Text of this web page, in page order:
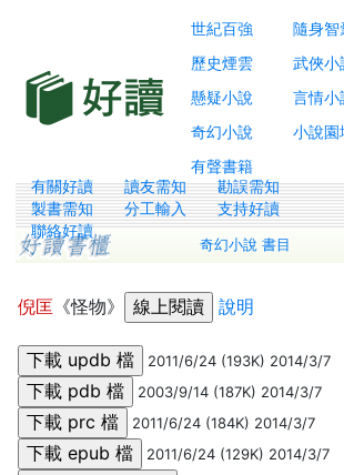
世紀百強
隨身智
歷史煙雲
武俠小
懸疑小說
言情小
奇幻小說
小說園
有聲書籍
有關好讀 讀友需知
勘誤需知
製書需知
分工輸入
支持好讀
聯絡好讀
奇幻小說 書目
倪匡 《怪物》 說明
2011/6/24 (193K) 2014/3/7
2003/9/14 (187K) 2014/3/7
2011/6/24 (184K) 2014/3/7
2011/6/24 (129K) 2014/3/7